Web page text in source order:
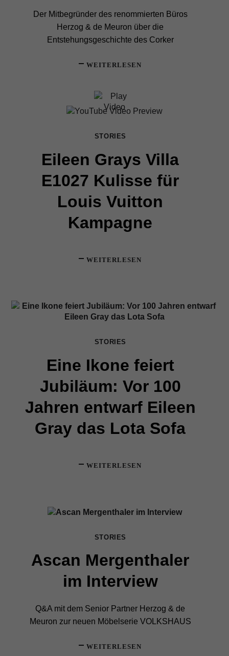
Der Mitbegründer des renommierten Büros
Herzog & de Meuron über die
Entstehungsgeschichte des Corker
WEITERLESEN
STORIES
Eileen Grays Villa
E1027 Kulisse für
Louis Vuitton
Kampagne
WEITERLESEN
STORIES
Eine Ikone feiert
Jubiläum: Vor 100
Jahren entwarf Eileen
Gray das Lota Sofa
WEITERLESEN
STORIES
Ascan Mergenthaler
im Interview
Q&A mit dem Senior Partner Herzog & de
Meuron zur neuen Möbelserie VOLKSHAUS
WEITERLESEN